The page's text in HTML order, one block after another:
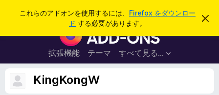
これらのアドオンを使用するには、 Firefox をダウンロー
ド する必要があります。
こ
を
F
i
r
e
拡張機能 テーマ すべて見る...
ログイン
KingKongW